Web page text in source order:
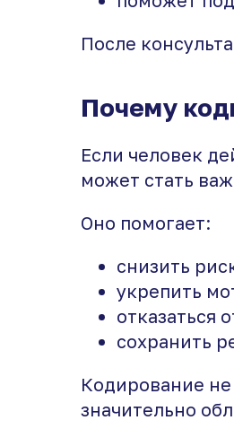
После
Почему
Если человек
может стать
Оно помогает:
снизить
укрепить
отказаться
сохранить
Кодирование
значительно